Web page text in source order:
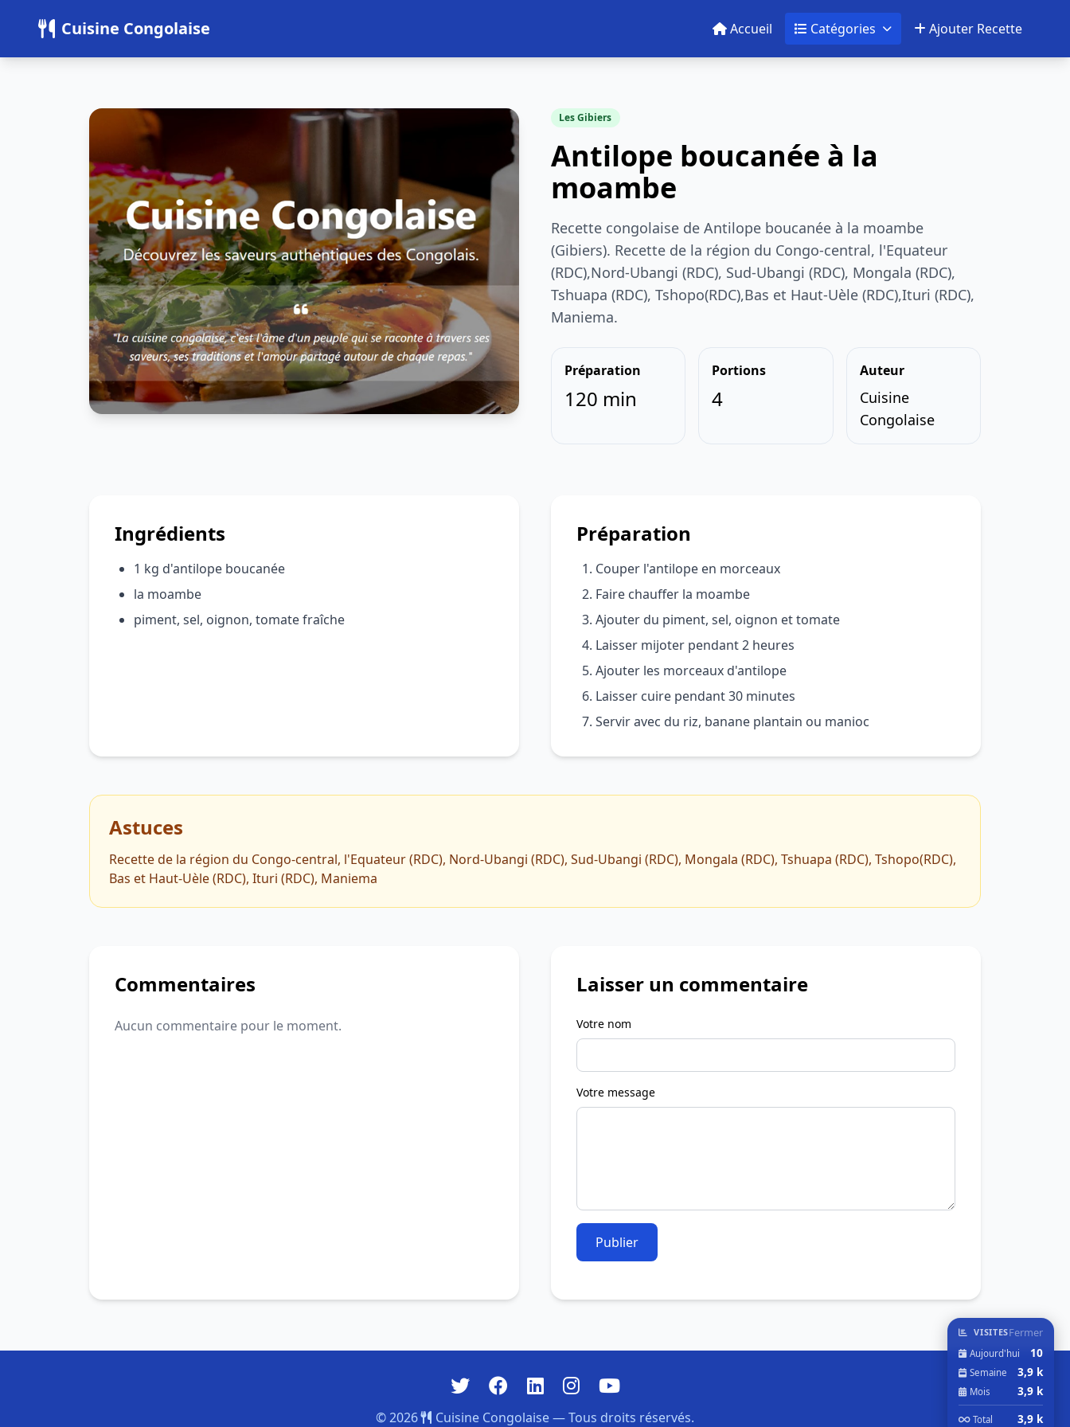
Cuisine Congolaise Accueil Catégories Ajouter Recette
Les Gibiers
Antilope boucanée à la
moambe
Recette congolaise de Antilope boucanée à la moambe
(Gibiers). Recette de la région du Congo-central, l'Equateur
(RDC),Nord-Ubangi (RDC), Sud-Ubangi (RDC), Mongala (RDC),
Tshuapa (RDC), Tshopo(RDC),Bas et Haut-Uèle (RDC),Ituri (RDC),
Maniema.
Préparation
120 min
Portions
4
Auteur
Cuisine
Congolaise
Ingrédients
1 kg d'antilope boucanée
la moambe
piment, sel, oignon, tomate fraîche
Préparation
Couper l'antilope en morceaux
Faire chauffer la moambe
Ajouter du piment, sel, oignon et tomate
Laisser mijoter pendant 2 heures
Ajouter les morceaux d'antilope
Laisser cuire pendant 30 minutes
Servir avec du riz, banane plantain ou manioc
Astuces
Recette de la région du Congo-central, l'Equateur (RDC), Nord-Ubangi (RDC), Sud-Ubangi (RDC), Mongala (RDC), Tshuapa (RDC), Tshopo(RDC),
Bas et Haut-Uèle (RDC), Ituri (RDC), Maniema
Commentaires
Aucun commentaire pour le moment.
Laisser un commentaire
Votre nom
Votre message
Publier
© 2026 Cuisine Congolaise — Tous droits réservés.
VISITESFermer
Aujourd'hui 10
Semaine 3,9 k
Mois 3,9 k
Total 3,9 k